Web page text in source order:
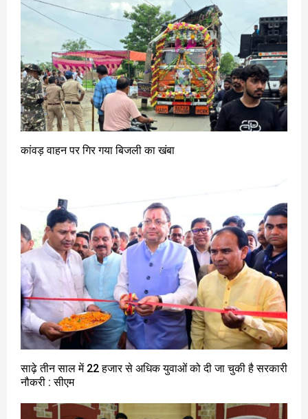
कांवड़ वाहन पर गिर गया बिजली का खंबा
साढ़े तीन साल में 22 हजार से अधिक युवाओं को दी जा चुकी है सरकारी
नौकरी : सीएम